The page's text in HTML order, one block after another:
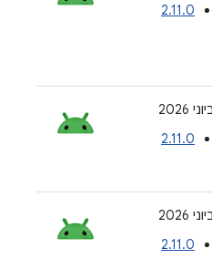
2.11.0
2.11.0
2.11.0